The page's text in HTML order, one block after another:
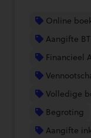
Online
Aangifte
Financieel
Volledige
Begroting
Aangifte